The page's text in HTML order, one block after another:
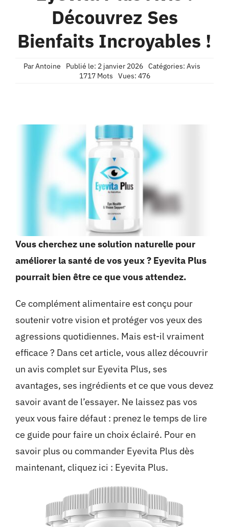
Contact
Confidentialité
Découvrez Ses
Bienfaits Incroyables !
ParAntoine Publié le: 2 janvier 2026 Catégories: Avis
1717 Mots
Vues: 476
Vous cherchez une solution naturelle pour
améliorer la santé de vos yeux ? Eyevita Plus
pourrait bien être ce que vous attendez.
Ce complément alimentaire est conçu pour
soutenir votre vision et protéger vos yeux des
agressions quotidiennes. Mais est-il vraiment
efficace ? Dans cet article, vous allez découvrir
un avis complet sur Eyevita Plus, ses
avantages, ses ingrédients et ce que vous devez
savoir avant de l’essayer. Ne laissez pas vos
yeux vous faire défaut : prenez le temps de lire
ce guide pour faire un choix éclairé. Pour en
savoir plus ou commander Eyevita Plus dès
maintenant, cliquez ici : Eyevita Plus.